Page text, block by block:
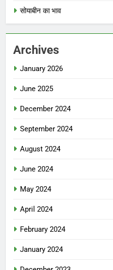
सोयाबीन का भाव
Archives
January 2026
June 2025
December 2024
September 2024
August 2024
June 2024
May 2024
April 2024
February 2024
January 2024